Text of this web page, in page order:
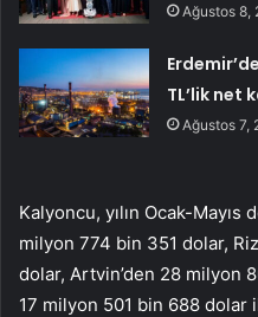
Ağustos 8,
TL’lik net
Ağustos 7,
Kalyoncu, yılın Ocak-Mayıs
milyon 774 bin 351 dolar,
dolar, Artvin’den 28 milyon
17 milyon 501 bin 688 dolar